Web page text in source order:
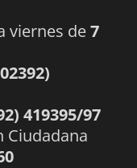
viernes de7
419395/97
Ciudadana